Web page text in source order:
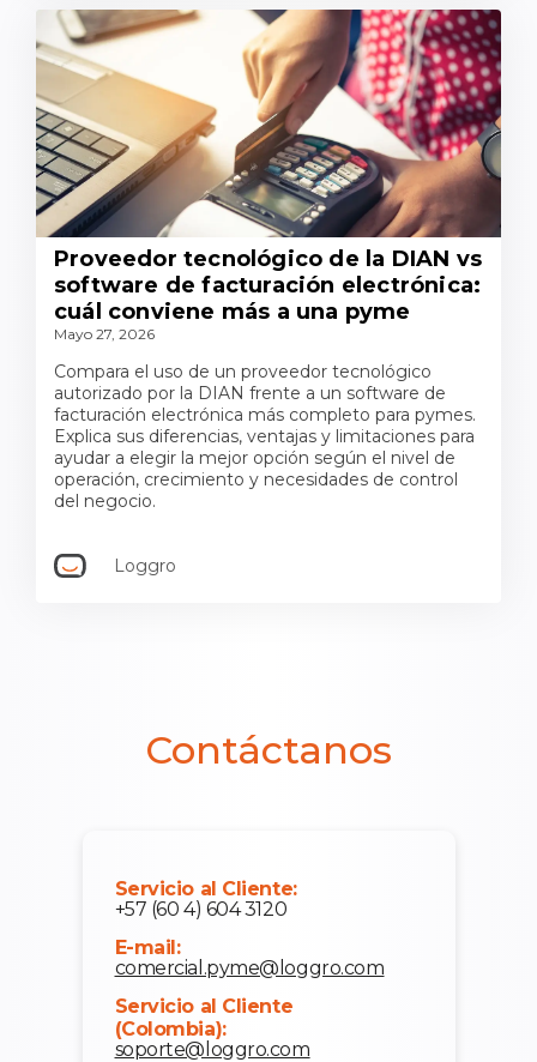
Proveedor tecnológico de la DIAN vs
software de facturación electrónica:
cuál conviene más a una pyme
Mayo 27, 2026
Compara el uso de un proveedor tecnológico
autorizado por la DIAN frente a un software de
facturación electrónica más completo para pymes.
Explica sus diferencias, ventajas y limitaciones para
ayudar a elegir la mejor opción según el nivel de
operación, crecimiento y necesidades de control
del negocio.
Loggro
Contáctanos
Servicio al Cliente:
+57 (60 4) 604 3120
E-mail:
comercial.pyme@loggro.com
Servicio al Cliente
(Colombia):
soporte@loggro.com